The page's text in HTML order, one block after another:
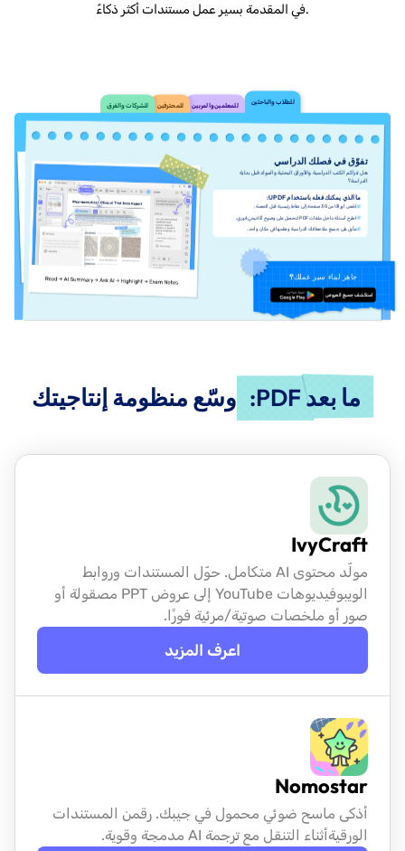
في المقدمة بسير عمل مستندات أكثر ذكاءً.
للطلاب والباحثين للمعلمين والمربين للمحترفين للشركات والفرق
تفوّق في فصلك الدراسي
هل تتراكم الكتب الدراسية والأوراق البحثية والمواد قبل بداية
الدراسة؟
ما الذي يمكنك فعله باستخدام UPDF:
لخّص أوراقًا من 30 صفحة إلى نقاط رئيسية قبل الحصة.
اطرح أسئلة داخل ملفات PDF لتحصل على وضوح أكاديمي فوري.
علّق على جميع ملاحظاتك الدراسية ونظمها في مكان واحد.
جاهز لبناء سير عملك؟
استكشف جميع العروض تنزيل مجاني
ما بعد PDF: وسّع منظومة إنتاجيتك
IvyCraft
مولّد محتوى AI متكامل. حوّل المستندات وروابط
الويب
وفيديوهات YouTube إلى عروض PPT مصقولة أو
صور أو ملخصات صوتية/مرئية فورًا.
اعرف المزيد
Nomostar
أذكى ماسح ضوئي محمول في جيبك. رقمن المستندات
الورقيةأثناء التنقل مع ترجمة AI مدمجة وقوية.